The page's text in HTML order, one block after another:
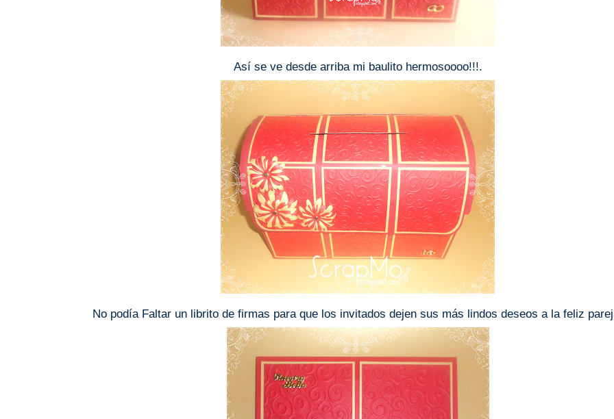
Así se ve desde arriba mi baulito hermosoooo!!!.
No podía Faltar un librito de firmas para que los invitados dejen sus más lindos deseos a la feliz